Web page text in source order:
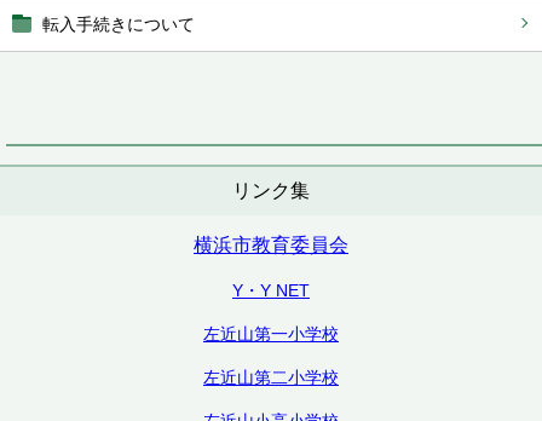
転入手続きについて
リンク集
横浜市教育委員会
Y・Y NET
左近山第一小学校
左近山第二小学校